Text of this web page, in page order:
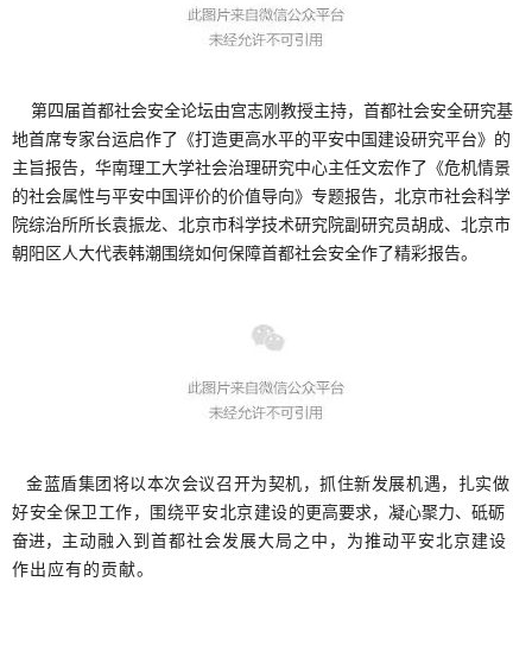
第四届首都社会安全论坛由宫志刚教授主持，首都社会安全研究基
地首席专家台运启作了《打造更高水平的平安中国建设研究平台》的
主旨报告，华南理工大学社会治理研究中心主任文宏作了《危机情景
的社会属性与平安中国评价的价值导向》专题报告，北京市社会科学
院综治所所长袁振龙、北京市科学技术研究院副研究员胡成、北京市
朝阳区人大代表韩潮围绕如何保障首都社会安全作了精彩报告。
金蓝盾集团将以本次会议召开为契机，抓住新发展机遇，扎实做
好安全保卫工作，围绕平安北京建设的更高要求，凝心聚力、砥砺
奋进， 主动融入到首都社会发展大局之中，为推动平安北京建设
作出应有的贡献。